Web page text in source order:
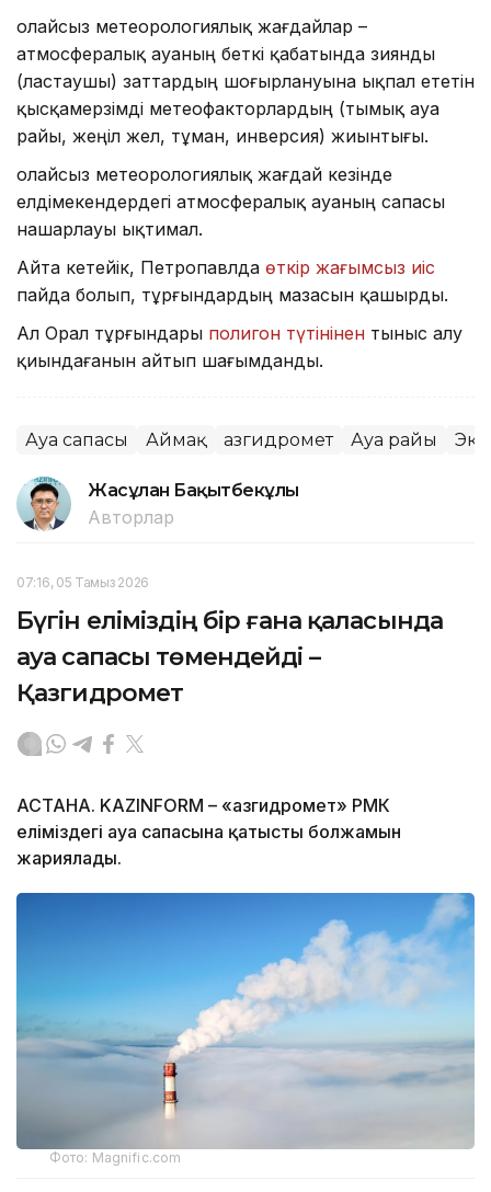
Қолайсыз метеорологиялық жағдайлар –
атмосфералық ауаның беткі қабатында зиянды
(ластаушы) заттардың шоғырлануына ықпал ететін
қысқамерзімді метеофакторлардың (тымық ауа
райы, жеңіл жел, тұман, инверсия) жиынтығы.
Қолайсыз метеорологиялық жағдай кезінде
елдімекендердегі атмосфералық ауаның сапасы
нашарлауы ықтимал.
Айта кетейік, Петропавлда өткір жағымсыз иіс
пайда болып, тұрғындардың мазасын қашырды.
Ал Орал тұрғындары полигон түтінінен тыныс алу
қиындағанын айтып шағымданды.
Ауа сапасы Аймақ Қазгидромет Ауа райы
Жасұлан Бақытбекұлы
Авторлар
07:16, 05 Тамыз 2026
Бүгін еліміздің бір ғана қаласында
ауа сапасы төмендейді –
Қазгидромет
АСТАНА. KAZINFORM – «Қазгидромет» РМК
еліміздегі ауа сапасына қатысты болжамын
жариялады.
Фото: Magnific.com